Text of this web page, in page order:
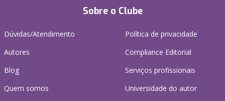
Sobre o Clube
Dúvidas/Atendimento
Autores
Blog
Quem somos
Política de privacidade
Compliance Editorial
Serviços profissionais
Universidade do autor